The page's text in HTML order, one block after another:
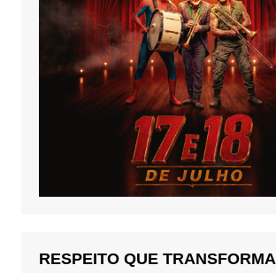
RESPEITO QUE TRANSFORMA